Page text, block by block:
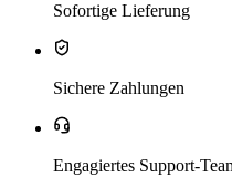
Sofortige Lieferung
Sichere Zahlungen
Engagiertes Support-